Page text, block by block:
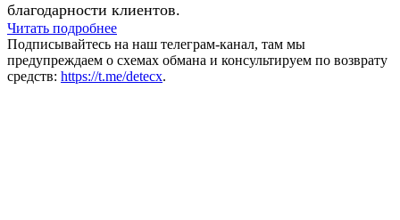
благодарности клиентов.
Читать подробнее
Подписывайтесь на наш телеграм-канал, там мы
предупреждаем о схемах обмана и консультируем по возврату
средств: https://t.me/detecx.